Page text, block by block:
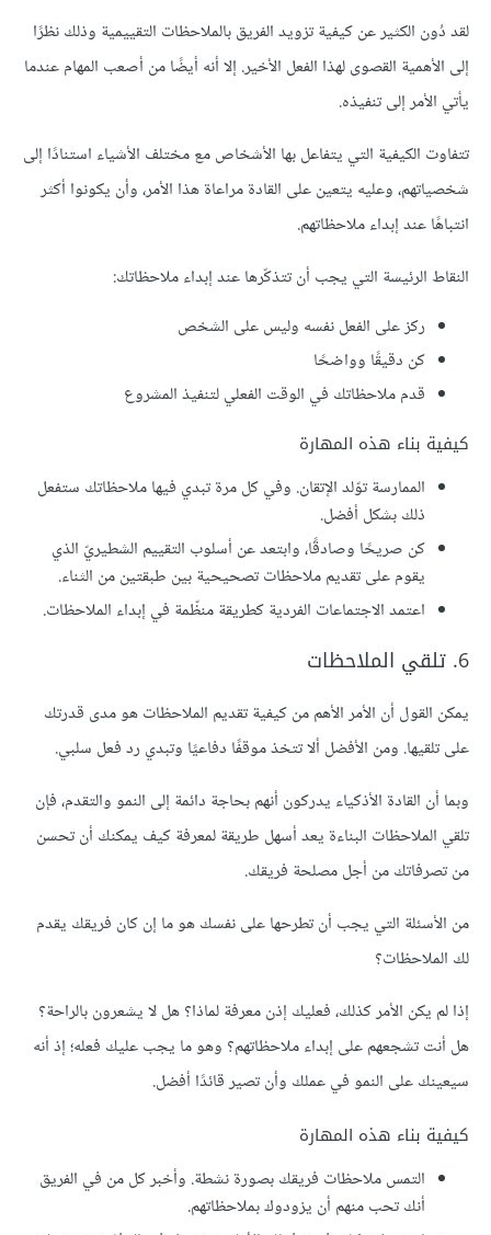
لقد دُون الكثير عن كيفية تزويد الفريق بالملاحظات التقييمية وذلك نظرًا
إلى الأهمية القصوى لهذا الفعل الأخير. إلا أنه أيضًا من أصعب المهام عندما
يأتي الأمر إلى تنفيذه.
تتفاوت الكيفية التي يتفاعل بها الأشخاص مع مختلف الأشياء استنادًا إلى
شخصياتهم، وعليه يتعين على القادة مراعاة هذا الأمر، وأن يكونوا أكثر
انتباهًا عند إبداء ملاحظاتهم.
النقاط الرئيسة التي يجب أن تتذكّرها عند إبداء ملاحظاتك:
ركز على الفعل نفسه وليس على الشخص
كن دقيقًا وواضحًا
قدم ملاحظاتك في الوقت الفعلي لتنفيذ المشروع
كيفية بناء هذه المهارة
الممارسة توّلد الإتقان. وفي كل مرة تبدي فيها ملاحظاتك ستفعل
ذلك بشكل أفضل.
كن صريحًا وصادقًا، وابتعد عن أسلوب التقييم الشطيريّ الذي
يقوم على تقديم ملاحظات تصحيحية بين طبقتين من الثناء.
اعتمد الاجتماعات الفردية كطريقة منظّمة في إبداء الملاحظات.
6. تلقي الملاحظات
يمكن القول أن الأمر الأهم من كيفية تقديم الملاحظات هو مدى قدرتك
على تلقيها. ومن الأفضل ألا تتخذ موقفًا دفاعيًا وتبدي رد فعل سلبي.
وبما أن القادة الأذكياء يدركون أنهم بحاجة دائمة إلى النمو والتقدم، فإن
تلقي الملاحظات البناءة يعد أسهل طريقة لمعرفة كيف يمكنك أن تحسن
من تصرفاتك من أجل مصلحة فريقك.
من الأسئلة التي يجب أن تطرحها على نفسك هو ما إن كان فريقك يقدم
لك الملاحظات؟
إذا لم يكن الأمر كذلك، فعليك إذن معرفة لماذا؟ هل لا يشعرون بالراحة؟
هل أنت تشجعهم على إبداء ملاحظاتهم؟ وهو ما يجب عليك فعله؛ إذ أنه
سيعينك على النمو في عملك وأن تصير قائدًا أفضل.
كيفية بناء هذه المهارة
التمس ملاحظات فريقك بصورة نشطة. وأخبر كل من في الفريق
أنك تحب منهم أن يزودوك بملاحظاتهم.